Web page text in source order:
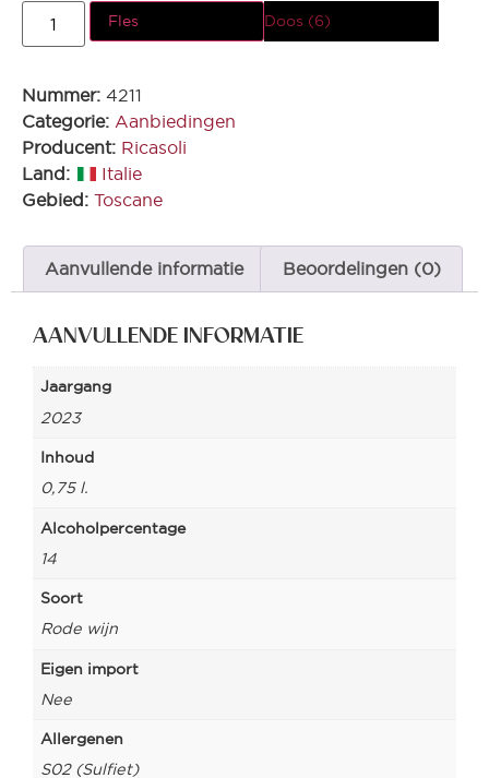
Fles Doos (6)
Nummer: 4211
Categorie: Aanbiedingen
Producent: Ricasoli
Land:
Italie
Gebied: Toscane
Aanvullende informatie Beoordelingen (0)
AANVULLENDE INFORMATIE
Jaargang
2023
Inhoud
0,75 l.
Alcoholpercentage
14
Soort
Rode wijn
Eigen import
Nee
Allergenen
S02 (Sulfiet)